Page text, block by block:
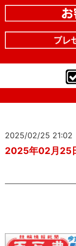
2025/02/25 21:02
2025年02月25